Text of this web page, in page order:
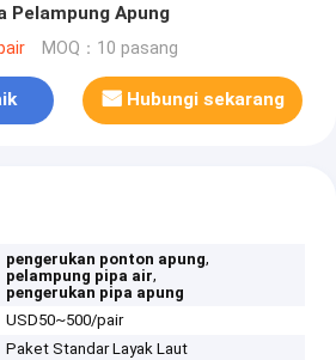
Pelampung Apung
MOQ：10 pasang
Hubungi sekarang
pengerukan ponton apung,
pelampung pipa air,
pengerukan pipa apung
USD50~500/pair
Paket Standar Layak Laut